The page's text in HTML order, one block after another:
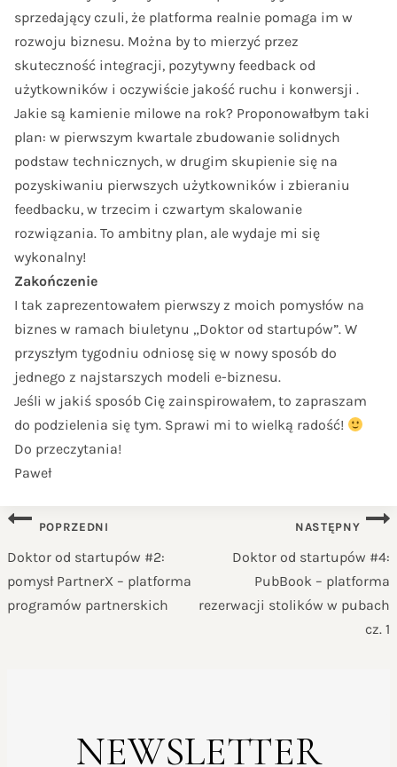
sprzedający czuli, że platforma realnie pomaga im w
rozwoju biznesu. Można by to mierzyć przez
skuteczność integracji, pozytywny feedback od
użytkowników i oczywiście jakość ruchu i konwersji .
Jakie są kamienie milowe na rok? Proponowałbym taki
plan: w pierwszym kwartale zbudowanie solidnych
podstaw technicznych, w drugim skupienie się na
pozyskiwaniu pierwszych użytkowników i zbieraniu
feedbacku, w trzecim i czwartym skalowanie
rozwiązania. To ambitny plan, ale wydaje mi się
wykonalny!
Zakończenie
I tak zaprezentowałem pierwszy z moich pomysłów na
biznes w ramach biuletynu „Doktor od startupów”. W
przyszłym tygodniu odniosę się w nowy sposób do
jednego z najstarszych modeli e-biznesu.
Jeśli w jakiś sposób Cię zainspirowałem, to zapraszam
do podzielenia się tym. Sprawi mi to wielką radość!
Do przeczytania!
Paweł
NAWIGACJA
WPISU
POPRZEDNI
Doktor od startupów #2:
pomysł PartnerX – platforma
programów partnerskich
NASTĘPNY
Doktor od startupów #4:
PubBook – platforma
rezerwacji stolików w pubach
cz. 1
NEWSLETTER